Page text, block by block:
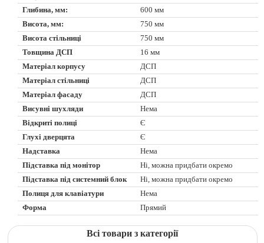
Глибина, мм:
600 мм
Висота, мм:
750 мм
Висота стільниці
750 мм
Товщина ДСП
16 мм
Матеріал корпусу
ДСП
Матеріал стільниці
ДСП
Матеріал фасаду
ДСП
Висувні шухляди
Нема
Відкриті полиці
Є
Глухі дверцята
Є
Надставка
Нема
Підставка під монітор
Ні, можна придбати окремо
Підставка під системний блок
Ні, можна придбати окремо
Полиця для клавіатури
Нема
Форма
Прямий
Всі товари з категорії